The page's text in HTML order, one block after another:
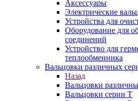
Аксессуары
Электрические
Устройства для
Оборудование для
соединений
Устройство для
теплообменника
Вальцовки различных
Назад
Вальцовки
Вальцовки серии Т